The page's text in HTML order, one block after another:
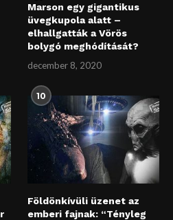
Marson egy gigantikus
üvegkupola alatt –
elhallgatták a Vörös
bolygó meghódítását?
december 8, 2020
10
Földönkívüli üzenet az
emberi fajnak: “Tényleg